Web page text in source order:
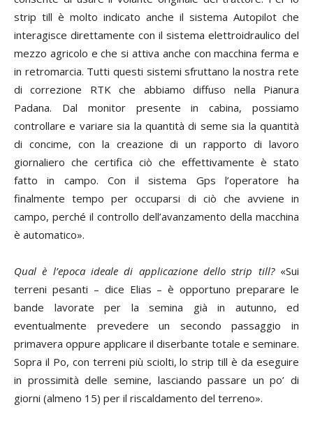
strip till è molto indicato anche il sistema Autopilot che
interagisce direttamente con il sistema elettroidraulico del
mezzo agricolo e che si attiva anche con macchina ferma e
in retromarcia. Tutti questi sistemi sfruttano la nostra rete
di correzione RTK che abbiamo diffuso nella Pianura
Padana. Dal monitor presente in cabina, possiamo
controllare e variare sia la quantità di seme sia la quantità
di concime, con la creazione di un rapporto di lavoro
giornaliero che certifica ciò che effettivamente è stato
fatto in campo. Con il sistema Gps l’operatore ha
finalmente tempo per occuparsi di ciò che avviene in
campo, perché il controllo dell’avanzamento della macchina
è automatico».
Qual è l’epoca ideale di applicazione dello strip till?«Sui
terreni pesanti – dice Elias – è opportuno preparare le
bande lavorate per la semina già in autunno, ed
eventualmente prevedere un secondo passaggio in
primavera oppure applicare il diserbante totale e seminare.
Sopra il Po, con terreni più sciolti, lo strip till è da eseguire
in prossimità delle semine, lasciando passare un po’ di
giorni (almeno 15) per il riscaldamento del terreno».